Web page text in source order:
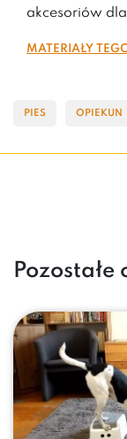
akcesoriów
Materiały
PIES OPIEKUN
Pozostałe